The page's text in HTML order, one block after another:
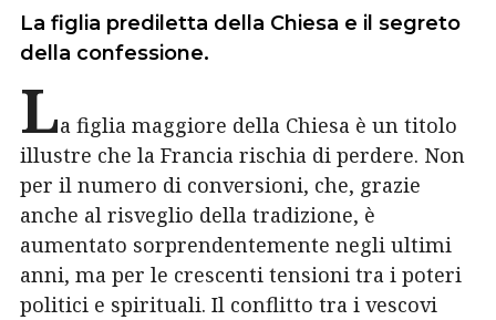
La figlia prediletta della Chiesa e il segreto
della confessione.
La figlia maggiore della Chiesa è un titolo
illustre che la Francia rischia di perdere. Non
per il numero di conversioni, che, grazie
anche al risveglio della tradizione, è
aumentato sorprendentemente negli ultimi
anni, ma per le crescenti tensioni tra i poteri
politici e spirituali. Il conflitto tra i vescovi